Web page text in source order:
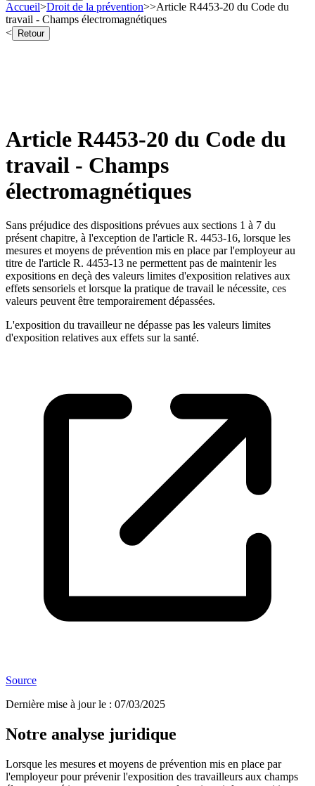
Accueil>Droit de la prévention>>Article R4453-20 du Code du
travail - Champs électromagnétiques
<
Retour
Article R4453-20 du Code du
travail - Champs
électromagnétiques
Sans préjudice des dispositions prévues aux sections 1 à 7 du
présent chapitre, à l'exception de l'article R. 4453-16, lorsque les
mesures et moyens de prévention mis en place par l'employeur au
titre de l'article R. 4453-13 ne permettent pas de maintenir les
expositions en deçà des valeurs limites d'exposition relatives aux
effets sensoriels et lorsque la pratique de travail le nécessite, ces
valeurs peuvent être temporairement dépassées.
L'exposition du travailleur ne dépasse pas les valeurs limites
d'exposition relatives aux effets sur la santé.
Source
Dernière mise à jour le : 07/03/2025
Notre analyse juridique
Lorsque les mesures et moyens de prévention mis en place par
l'employeur pour prévenir l'exposition des travailleurs aux champs